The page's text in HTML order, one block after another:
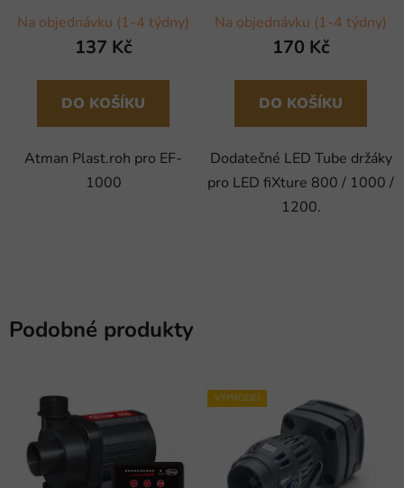
Na objednávku (1-4 týdny)
137 Kč
DO KOŠÍKU
Atman Plast.roh pro EF-
1000
Na objednávku (1-4 týdny)
170 Kč
DO KOŠÍKU
Dodatečné LED Tube držáky
pro LED fiXture 800 / 1000 /
1200.
Podobné produkty
VÝPRODEJ